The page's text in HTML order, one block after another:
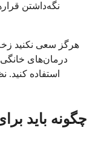
نگه‌داشتن
هرگز سعی نکنید
درمان‌های
استفاده
چگونه باید